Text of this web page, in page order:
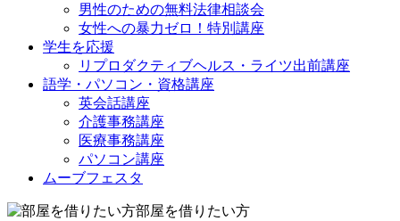
男性のための無料法律相談会
女性への暴力ゼロ！特別講座
学生を応援
リプロダクティブヘルス・ライツ出前講座
語学・パソコン・資格講座
英会話講座
介護事務講座
医療事務講座
パソコン講座
ムーブフェスタ
部屋を借りたい方